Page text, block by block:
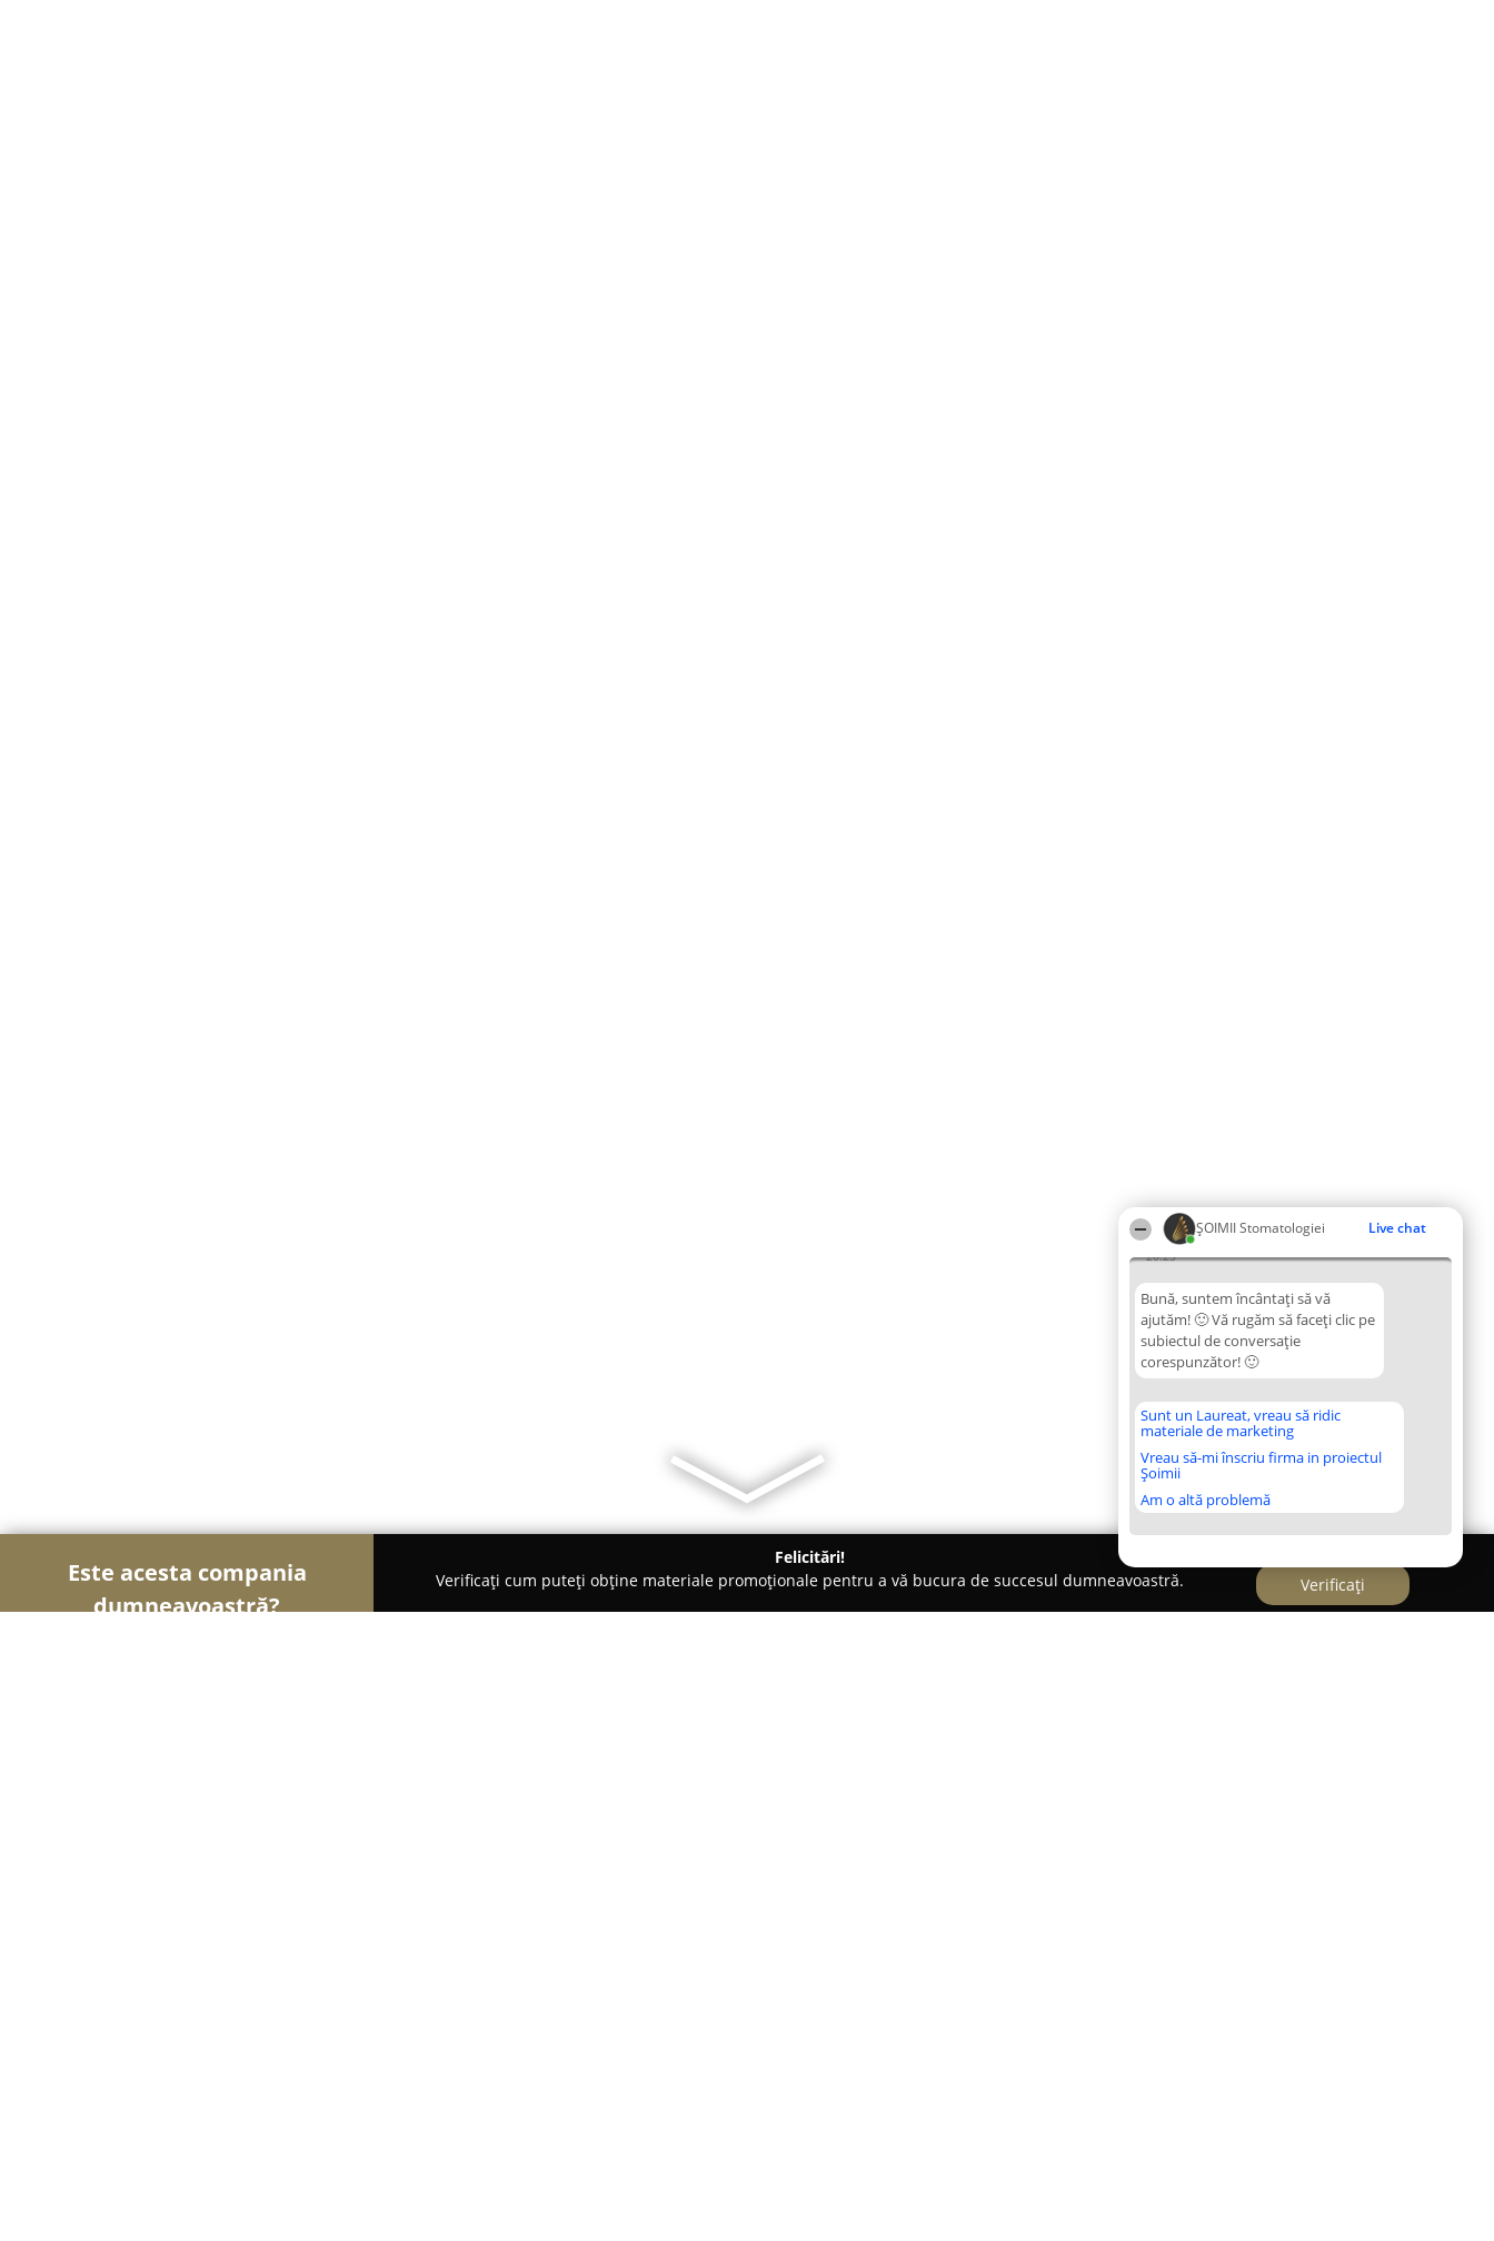
ȘOIMII Stomatologiei Live chat
20:23
Bună, suntem încântați să vă
ajutăm! 🙂 Vă rugăm să faceți clic pe
subiectul de conversație
corespunzător! 🙂
Sunt un Laureat, vreau să ridic
materiale de marketing
Vreau să-mi înscriu firma in proiectul
Șoimii
Am o altă problemă
Este acesta compania
dumneavoastră?
Felicitări!
Verificați cum puteți obține materiale promoționale pentru a vă bucura de succesul dumneavoastră.
Verificați